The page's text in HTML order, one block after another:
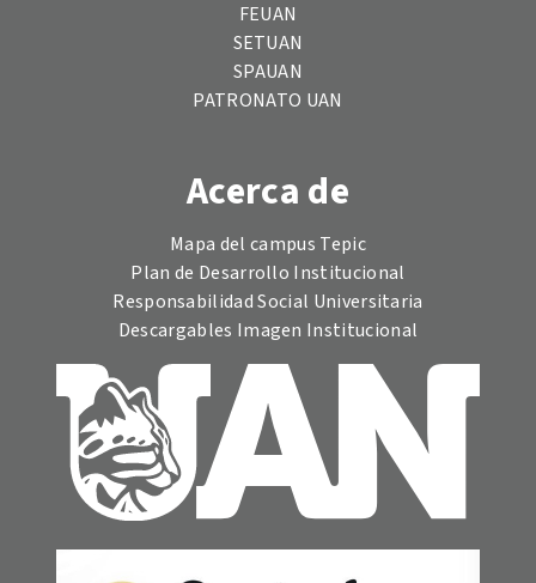
FEUAN
SETUAN
SPAUAN
PATRONATO UAN
Acerca de
Mapa del campus Tepic
Plan de Desarrollo Institucional
Responsabilidad Social Universitaria
Descargables Imagen Institucional